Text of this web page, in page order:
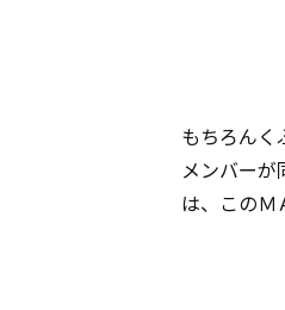
もちろんく
メンバー
は、このＭ